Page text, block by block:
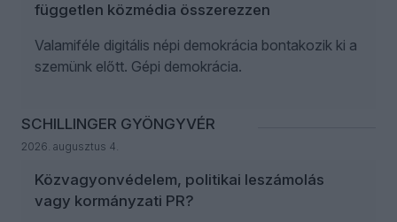
független közmédia összerezzen
Valamiféle digitális népi demokrácia bontakozik ki a
szemünk előtt. Gépi demokrácia.
SCHILLINGER GYÖNGYVÉR
2026. augusztus 4.
Közvagyonvédelem, politikai leszámolás
vagy kormányzati PR?